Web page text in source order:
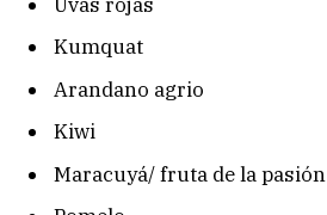
Kumquat
Arandano agrio
Kiwi
Maracuyá/ fruta de la pasión